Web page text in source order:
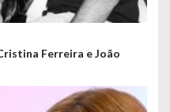
Ferreira e João